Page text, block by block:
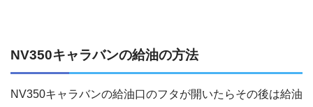
NV350キャラバンの給油の方法
NV350キャラバンの給油口のフタが開いたらその後は給油